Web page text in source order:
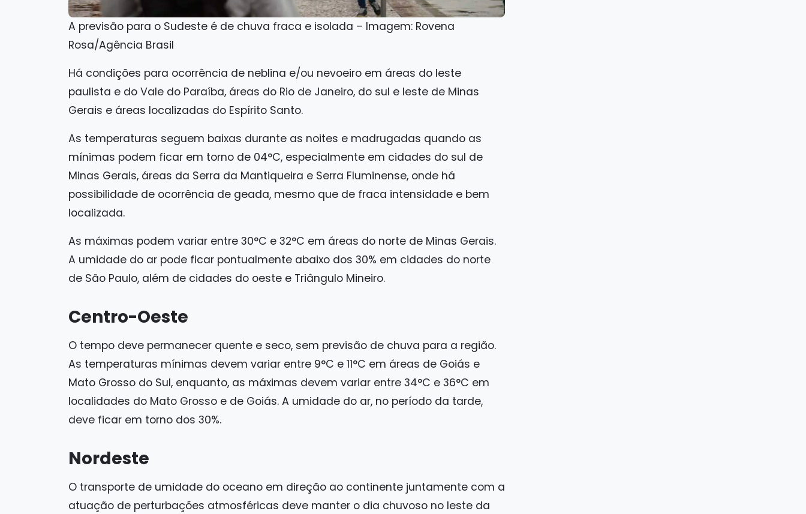
A previsão para o Sudeste é de chuva fraca e isolada – Imagem: Rovena
Rosa/Agência Brasil
Há condições para ocorrência de neblina e/ou nevoeiro em áreas do leste
paulista e do Vale do Paraíba, áreas do Rio de Janeiro, do sul e leste de Minas
Gerais e áreas localizadas do Espírito Santo.
As temperaturas seguem baixas durante as noites e madrugadas quando as
mínimas podem ficar em torno de 04°C, especialmente em cidades do sul de
Minas Gerais, áreas da Serra da Mantiqueira e Serra Fluminense, onde há
possibilidade de ocorrência de geada, mesmo que de fraca intensidade e bem
localizada.
As máximas podem variar entre 30°C e 32°C em áreas do norte de Minas Gerais.
A umidade do ar pode ficar pontualmente abaixo dos 30% em cidades do norte
de São Paulo, além de cidades do oeste e Triângulo Mineiro.
Centro-Oeste
O tempo deve permanecer quente e seco, sem previsão de chuva para a região.
As temperaturas mínimas devem variar entre 9°C e 11°C em áreas de Goiás e
Mato Grosso do Sul, enquanto, as máximas devem variar entre 34°C e 36°C em
localidades do Mato Grosso e de Goiás. A umidade do ar, no período da tarde,
deve ficar em torno dos 30%.
Nordeste
O transporte de umidade do oceano em direção ao continente juntamente com a
atuação de perturbações atmosféricas deve manter o dia chuvoso no leste da